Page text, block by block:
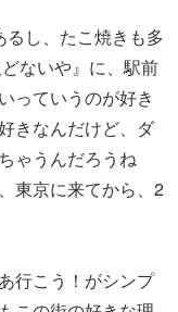
し、たこ焼きも多
ないや』に、駅前
っていうのが好き
きなんだけど、ダ
ゃうんだろうね
東京に来てから、2
行こう！がシンプ